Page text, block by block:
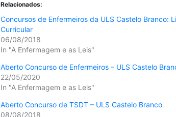
Relacionados:
Concursos de Enfermeiros da ULS Castelo Branco:
Curricular
06/08/2018
In "A Enfermagem e as Leis"
Aberto Concurso de Enfermeiros – ULS Castelo
22/05/2020
In "A Enfermagem e as Leis"
Aberto Concurso de TSDT – ULS Castelo Branco
08/08/2018